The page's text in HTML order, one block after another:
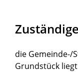
die Gemeinde-/
Grundstück liegt